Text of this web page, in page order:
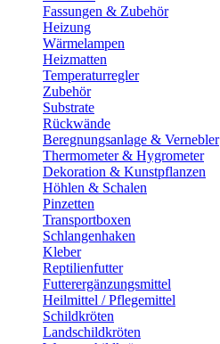
Fassungen & Zubehör
Heizung
Wärmelampen
Heizmatten
Temperaturregler
Zubehör
Substrate
Rückwände
Beregnungsanlage & Vernebler
Thermometer & Hygrometer
Dekoration & Kunstpflanzen
Höhlen & Schalen
Pinzetten
Transportboxen
Schlangenhaken
Kleber
Reptilienfutter
Futterergänzungsmittel
Heilmittel / Pflegemittel
Schildkröten
Landschildkröten